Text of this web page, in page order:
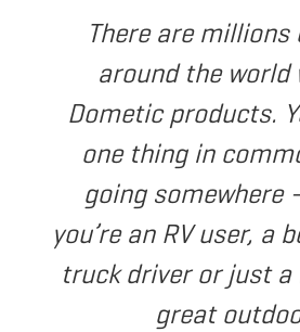
There are millions
around the world
Dometic products.
one thing in
going somewhere
you’re an RV user, a
truck driver or just a
great